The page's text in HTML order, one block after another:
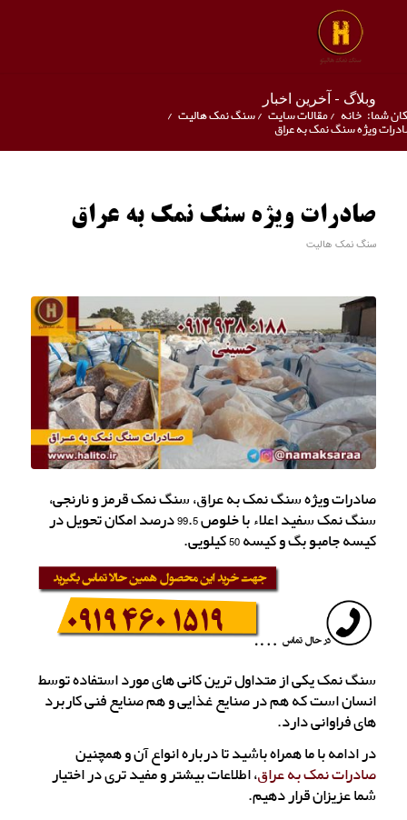
وبلاگ - آخرین اخبار
شما: خانه /مقالات سایت /سنگ نمک هالیت /
ویژه سنگ نمک به عراق
صادرات ویژه سنگ نمک به عراق
سنگ نمک هالیت
صادرات ویژه سنگ نمک به عراق، سنگ نمک قرمز و نارنجی،
سنگ نمک سفید اعلاء با خلوص 99.5 درصد امکان تحویل در
کیسه جامبو بگ و کیسه 50 کیلویی.
سنگ نمک یکی از متداول ترین کانی های مورد استفاده توسط
انسان است که هم در صنایع غذایی و هم صنایع فنی کاربرد
های فراوانی دارد.
در ادامه با ما همراه باشید تا درباره انواع آن و همچنین
صادرات نمک به عراق، اطلاعات بیشتر و مفید تری در اختیار
شما عزیزان قرار دهیم.